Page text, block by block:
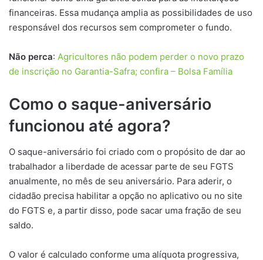
financeiras. Essa mudança amplia as possibilidades de uso
responsável dos recursos sem comprometer o fundo.
Não perca: Agricultores não podem perder o novo prazo
de inscrição no Garantia-Safra; confira – Bolsa Família
Como o saque-aniversário
funcionou até agora?
O saque-aniversário foi criado com o propósito de dar ao
trabalhador a liberdade de acessar parte de seu FGTS
anualmente, no mês de seu aniversário. Para aderir, o
cidadão precisa habilitar a opção no aplicativo ou no site
do FGTS e, a partir disso, pode sacar uma fração de seu
saldo.
O valor é calculado conforme uma alíquota progressiva,